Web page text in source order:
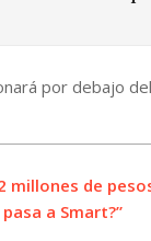
por debajo del
millones de
a Smart?”